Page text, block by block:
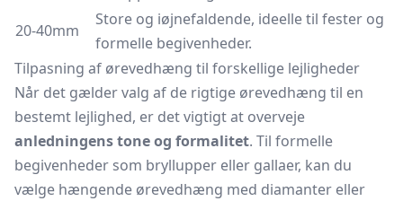
20-40mm
Store og iøjnefaldende, ideelle til fester og
formelle begivenheder.
Tilpasning af ørevedhæng til forskellige lejligheder
Når det gælder valg af de rigtige ørevedhæng til en
bestemt lejlighed, er det vigtigt at overveje
anledningens tone og formalitet. Til formelle
begivenheder som bryllupper eller gallaer, kan du
vælge hængende ørevedhæng med diamanter eller